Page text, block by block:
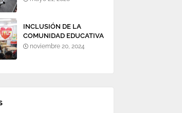
INCLUSIÓN DE LA
COMUNIDAD EDUCATIVA
EN TORNO A LA
noviembre 20, 2024